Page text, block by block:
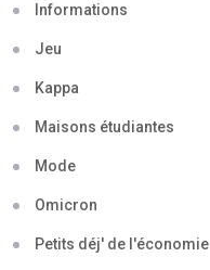
Informations
Jeu
Kappa
Maisons étudiantes
Mode
Omicron
Petits déj' de l'économie